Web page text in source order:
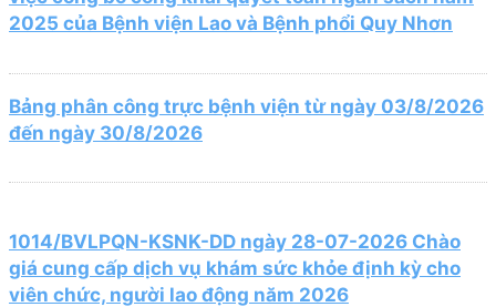
2025 của Bệnh viện Lao và Bệnh phổi Quy Nhơn
Bảng phân công trực bệnh viện từ ngày 03/8/2026
đến ngày 30/8/2026
1014/BVLPQN-KSNK-DD ngày 28-07-2026 Chào
giá cung cấp dịch vụ khám sức khỏe định kỳ cho
viên chức, người lao động năm 2026